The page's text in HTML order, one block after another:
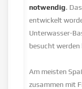
notwendig.
entwickelt
Unterwasser-
besucht werden
Am meisten
zusammen mit